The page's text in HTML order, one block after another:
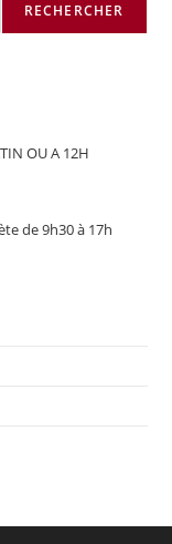
RECHERCHER
OU A 12H
de 9h30 à 17h